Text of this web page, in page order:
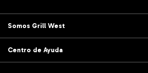
Somos Grill West
Centro de Ayuda